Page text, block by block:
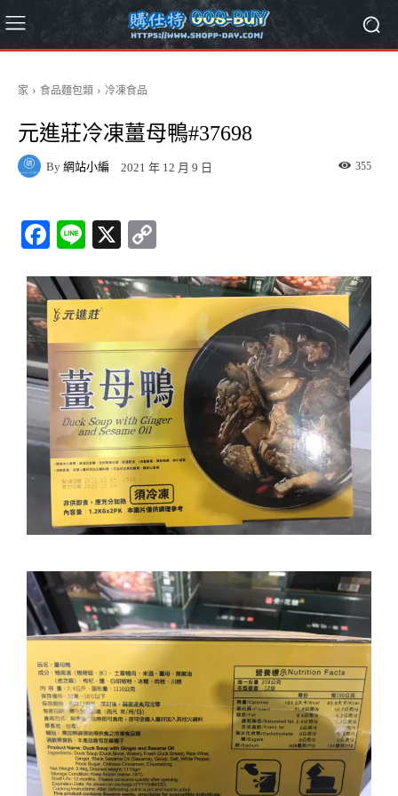
家 食品麵包類 冷凍食品
元進莊冷凍薑母鴨#37698
By 網站小編 2021 年 12 月 9 日 355
Fa
bo
ok
Li
X
y
Li
nk